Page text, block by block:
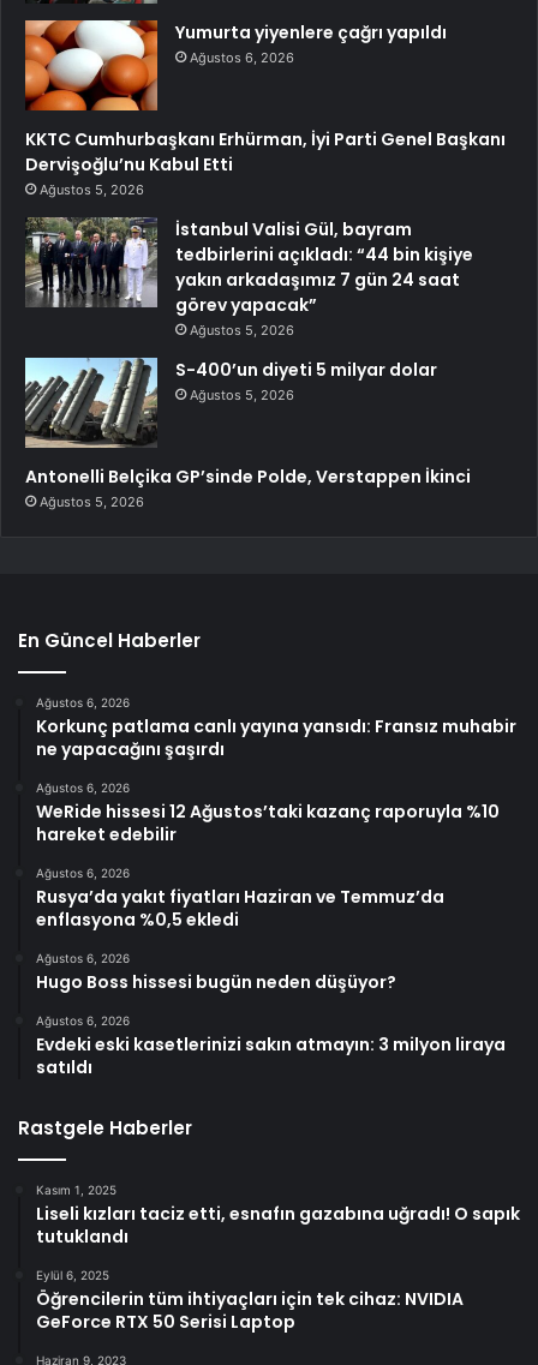
Yumurta yiyenlere çağrı yapıldı
Ağustos 6, 2026
KKTC Cumhurbaşkanı Erhürman, İyi Parti Genel Başkanı
Dervişoğlu’nu Kabul Etti
Ağustos 5, 2026
İstanbul Valisi Gül, bayram
tedbirlerini açıkladı: “44 bin kişiye
yakın arkadaşımız 7 gün 24 saat
görev yapacak”
Ağustos 5, 2026
S-400’un diyeti 5 milyar dolar
Ağustos 5, 2026
Antonelli Belçika GP’sinde Polde, Verstappen İkinci
Ağustos 5, 2026
En Güncel Haberler
Ağustos 6, 2026
Korkunç patlama canlı yayına yansıdı: Fransız muhabir
ne yapacağını şaşırdı
Ağustos 6, 2026
WeRide hissesi 12 Ağustos’taki kazanç raporuyla %10
hareket edebilir
Ağustos 6, 2026
Rusya’da yakıt fiyatları Haziran ve Temmuz’da
enflasyona %0,5 ekledi
Ağustos 6, 2026
Hugo Boss hissesi bugün neden düşüyor?
Ağustos 6, 2026
Evdeki eski kasetlerinizi sakın atmayın: 3 milyon liraya
satıldı
Rastgele Haberler
Kasım 1, 2025
Liseli kızları taciz etti, esnafın gazabına uğradı! O sapık
tutuklandı
Eylül 6, 2025
Öğrencilerin tüm ihtiyaçları için tek cihaz: NVIDIA
GeForce RTX 50 Serisi Laptop
Haziran 9, 2023